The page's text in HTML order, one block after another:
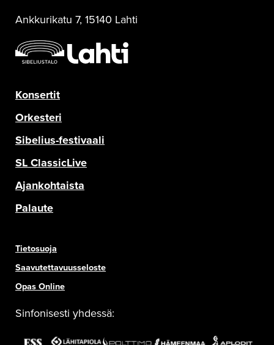
Ankkurikatu 7, 15140 Lahti
Konsertit
Orkesteri
Sibelius-festivaali
SL ClassicLive
Ajankohtaista
Palaute
Tietosuoja
Saavutettavuusseloste
Opas Online
Sinfonisesti yhdessä: